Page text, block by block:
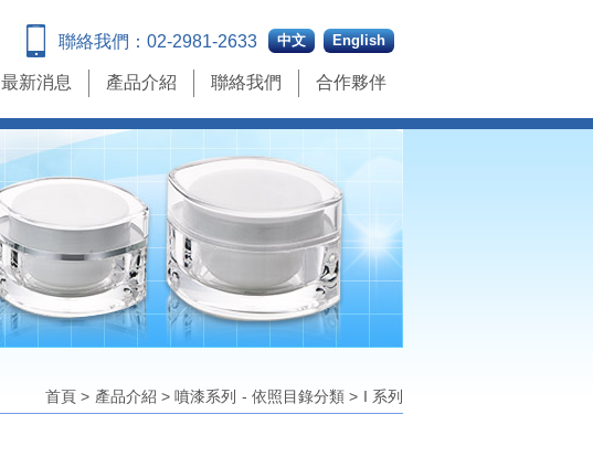
English
中文
聯絡我們： 02-2981-2633
最新消息 產品介紹 聯絡我們 合作夥伴
首頁> 產品介紹 >噴漆系列 - 依照目錄分類 > I 系列